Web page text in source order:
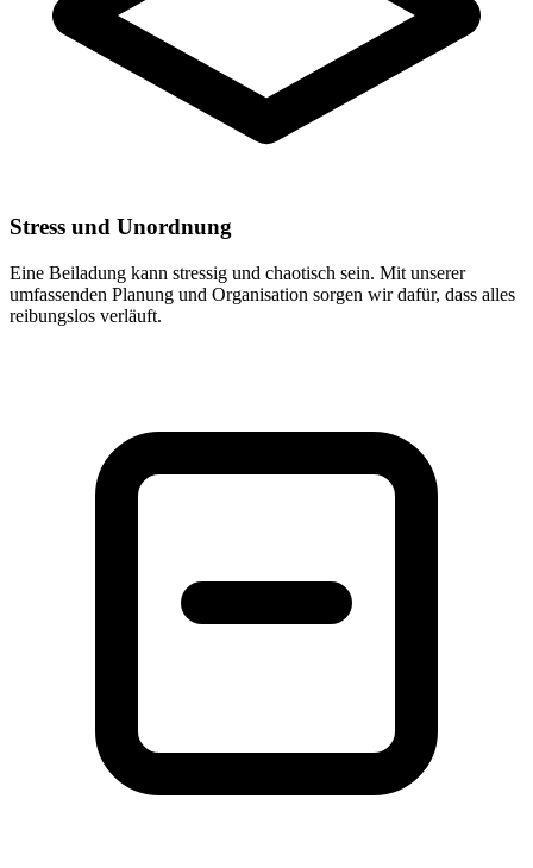
Stress und Unordnung
Eine Beiladung kann stressig und chaotisch sein. Mit unserer
umfassenden Planung und Organisation sorgen wir dafür, dass alles
reibungslos verläuft.